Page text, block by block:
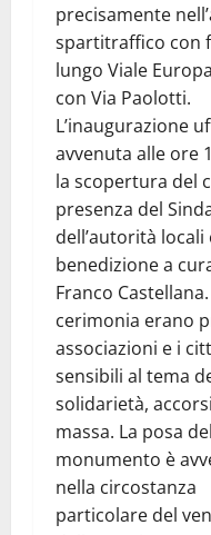
precisamente
spartitraffico con
lungo Viale
con Via Paolotti.
L’inaugurazione
avvenuta alle ore
la scopertura del
presenza del
dell’autorità locali
benedizione a
Franco
cerimonia erano
associazioni e i
sensibili al tema
solidarietà,
massa. La posa del
monumento è
nella circostanza
particolare del